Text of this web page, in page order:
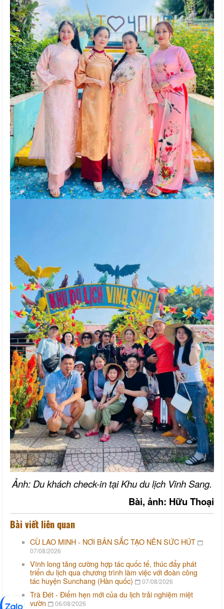
Ảnh: Du khách check-in tại Khu du lịch Vinh Sang.
Bài, ảnh: Hữu Thoại
Bài viết liên quan
CÙ LAO MINH - NƠI BẢN SẮC TẠO NÊN SỨC HÚT
07/08/2026
Vĩnh long tăng cường hợp tác quốc tế, thúc đẩy phát
triển du lịch qua chương trình làm việc với đoàn công
tác huyện Sunchang (Hàn quốc)
07/08/2026
Trà Đét - Điểm hẹn mới của du lịch trải nghiệm miệt
vườn
06/08/2026